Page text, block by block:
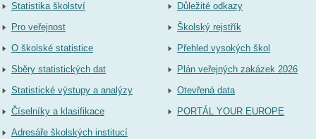
Statistika školství
Pro veřejnost
O školské statistice
Sběry statistických dat
Statistické výstupy a analýzy
Číselníky a klasifikace
Adresáře školských institucí
Důležité odkazy
Školský rejstřík
Přehled vysokých škol
Plán veřejných zakázek 2026
Otevřená data
PORTÁL YOUR EUROPE